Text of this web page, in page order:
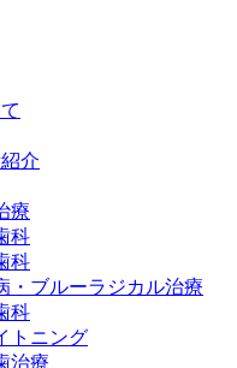
介
療
科
科
・ブルーラジカル治療
科
トニング
治療